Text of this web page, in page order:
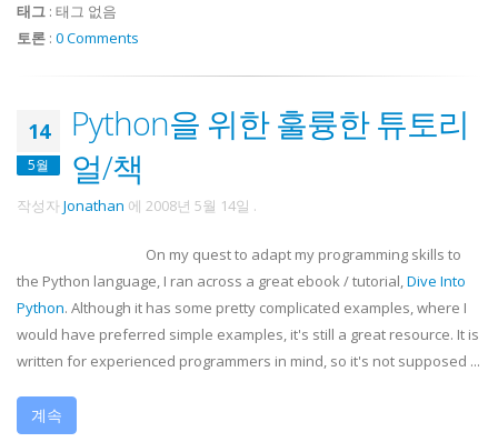
태그 : 태그 없음
토론 : 0 Comments
14
5월
Python을 위한 훌륭한 튜토리
얼/책
작성자Jonathan 에 2008년 5월 14일 .
On my quest to adapt my programming skills to
the Python language, I ran across a great ebook/ tutorial,Dive Into
Python. Although it has some pretty complicated examples, where I
would have preferred simple examples, it's still a great resource. It is
written for experienced programmers in mind, so it's not supposed ...
계속